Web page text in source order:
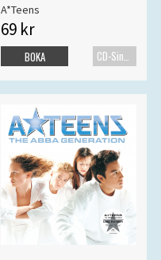
A*Teens
69 kr
BOKA